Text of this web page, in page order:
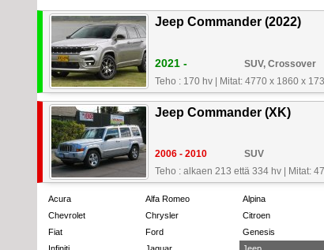
Jeep Commander (2022)
2021 -
SUV, Crossover
Teho : 170 hv
Mitat: 4770 x 1860 x
Jeep Commander (XK)
2006 - 2010
SUV
Teho : alkaen 213 että 334 hv
Mitat:
Acura Alfa Romeo Alpina
Chevrolet
Chrysler Citroen
Fiat
Ford Genesis